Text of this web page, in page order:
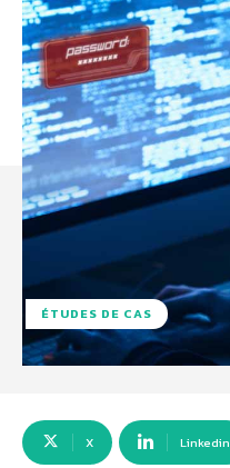
ÉTUDES DE CAS
X Linkedin